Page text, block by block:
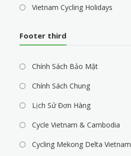
Vietnam Cycling Holidays
Footer third
Chính Sách Bảo Mật
Chính Sách Chung
Lịch Sử Đơn Hàng
Cycle Vietnam & Cambodia
Cycling Mekong Delta Vietnam